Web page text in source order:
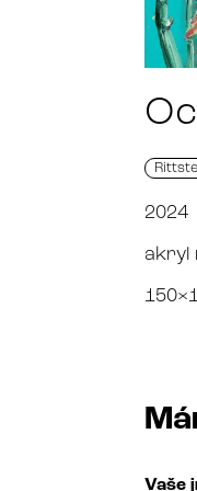
2024
akryl
Vaše